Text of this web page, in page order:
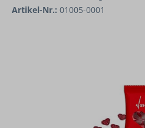
Artikel-Nr.: 01005-0001